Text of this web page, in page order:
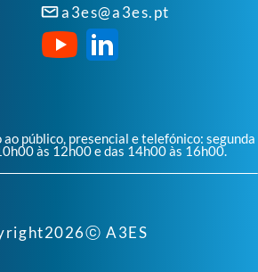
a3es@a3es.pt
público, presencial e telefónico: segunda
às 12h00 e das 14h00 às 16h00.
2026ⓒ A3ES